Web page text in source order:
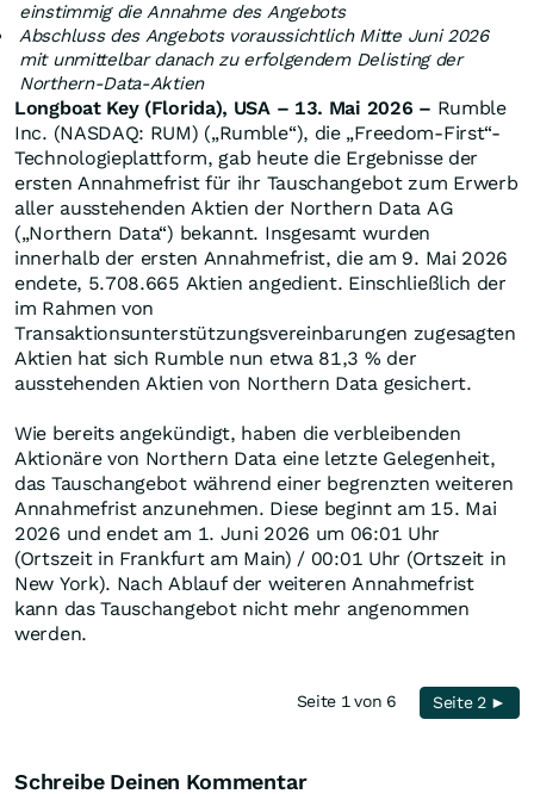
einstimmig die Annahme des Angebots
Abschluss des Angebots voraussichtlich Mitte Juni 2026
mit unmittelbar danach zu erfolgendem Delisting der
Northern-Data-Aktien
Longboat Key (Florida), USA – 13. Mai 2026 – Rumble
Inc. (NASDAQ: RUM) („Rumble“), die „Freedom-First“-
Technologieplattform, gab heute die Ergebnisse der
ersten Annahmefrist für ihr Tauschangebot zum Erwerb
aller ausstehenden Aktien der Northern Data AG
(„Northern Data“) bekannt. Insgesamt wurden
innerhalb der ersten Annahmefrist, die am 9. Mai 2026
endete, 5.708.665 Aktien angedient. Einschließlich der
im Rahmen von
Transaktionsunterstützungsvereinbarungen zugesagten
Aktien hat sich Rumble nun etwa 81,3 % der
ausstehenden Aktien von Northern Data gesichert.
Wie bereits angekündigt, haben die verbleibenden
Aktionäre von Northern Data eine letzte Gelegenheit,
das Tauschangebot während einer begrenzten weiteren
Annahmefrist anzunehmen. Diese beginnt am 15. Mai
2026 und endet am 1. Juni 2026 um 06:01 Uhr
(Ortszeit in Frankfurt am Main) / 00:01 Uhr (Ortszeit in
New York). Nach Ablauf der weiteren Annahmefrist
kann das Tauschangebot nicht mehr angenommen
werden.
Seite 1 von 6 Seite 2 ►
Schreibe Deinen Kommentar